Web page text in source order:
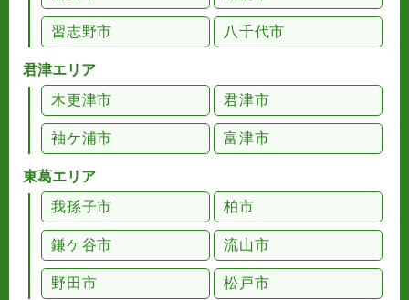
習志野市 八千代市
君津エリア
木更津市
君津市
袖ケ浦市 富津市
東葛エリア
我孫子市
柏市
鎌ケ谷市 流山市
野田市 松戸市